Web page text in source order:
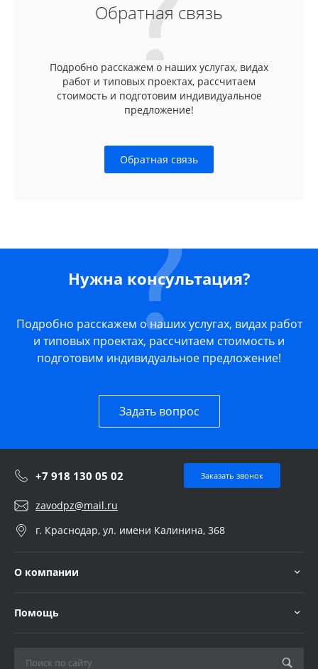
Обратная связь
Подробно расскажем о наших услугах, видах
работ и типовых проектах, рассчитаем
стоимость и подготовим индивидуальное
предложение!
Обратная связь
Нужна консультация?
Подробно расскажем о наших услугах, видах работ
и типовых проектах, рассчитаем стоимость и
подготовим индивидуальное предложение!
Задать вопрос
+7 918 130 05 02 Заказать звонок
zavodpz@mail.ru
г. Краснодар, ул. имени Калинина, 368
О компании
Помощь